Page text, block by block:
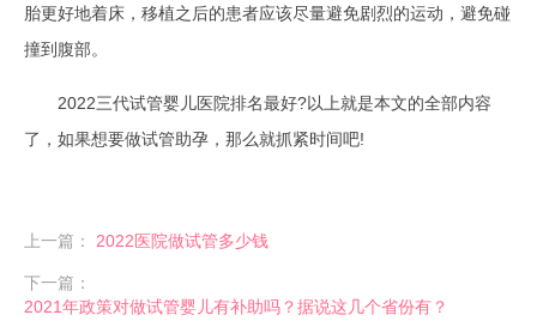
胎更好地着床，移植之后的患者应该尽量避免剧烈的运动，避免碰
撞到腹部。
2022三代试管婴儿医院排名最好?以上就是本文的全部内容
了，如果想要做试管助孕，那么就抓紧时间吧!
上一篇： 2022医院做试管多少钱
下一篇：
2021年政策对做试管婴儿有补助吗？据说这几个省份有？